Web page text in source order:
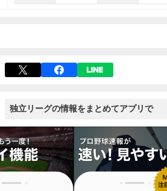
独立リーグの情報をまとめてアプリで